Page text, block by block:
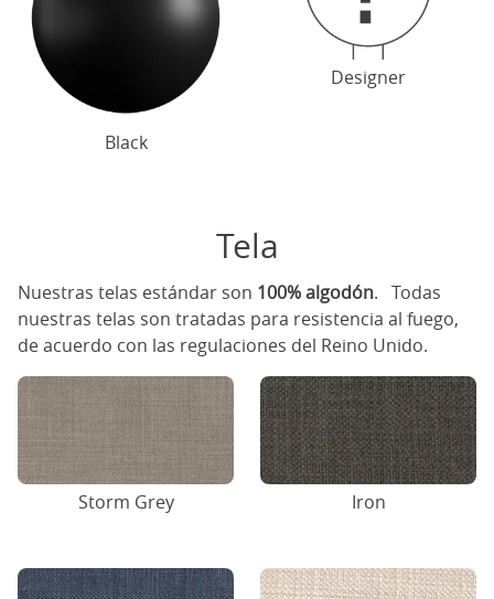
Black
Designer
Tela
Nuestras telas estándar son 100% algodón. Todas
nuestras telas son tratadas para resistencia al fuego,
de acuerdo con las regulaciones del Reino Unido.
Storm Grey Iron